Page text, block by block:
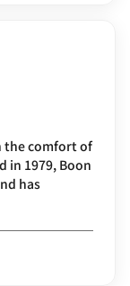
the comfort of
in 1979, Boon
has